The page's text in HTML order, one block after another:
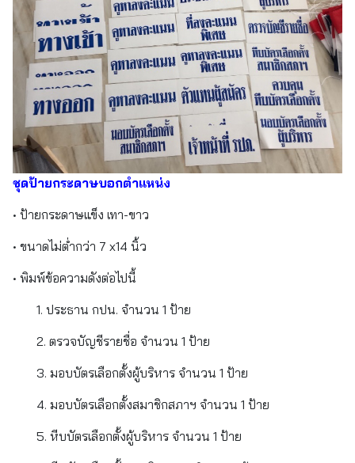
ชุดป้ายกระดาษบอกตำแหน่ง
• ป้ายกระดาษแข็ง เทา-ขาว
• ขนาดไม่ต่ำกว่า 7 x14 นิ้ว
• พิมพ์ข้อความดังต่อไปนี้
1. ประธาน กปน. จำนวน 1 ป้าย
2. ตรวจบัญชีรายชื่อ จำนวน 1 ป้าย
3. มอบบัตรเลือกตั้งผู้บริหาร จำนวน 1 ป้าย
4. มอบบัตรเลือกตั้งสมาชิกสภาฯ จำนวน 1 ป้าย
5. หีบบัตรเลือกตั้งผู้บริหาร จำนวน 1 ป้าย